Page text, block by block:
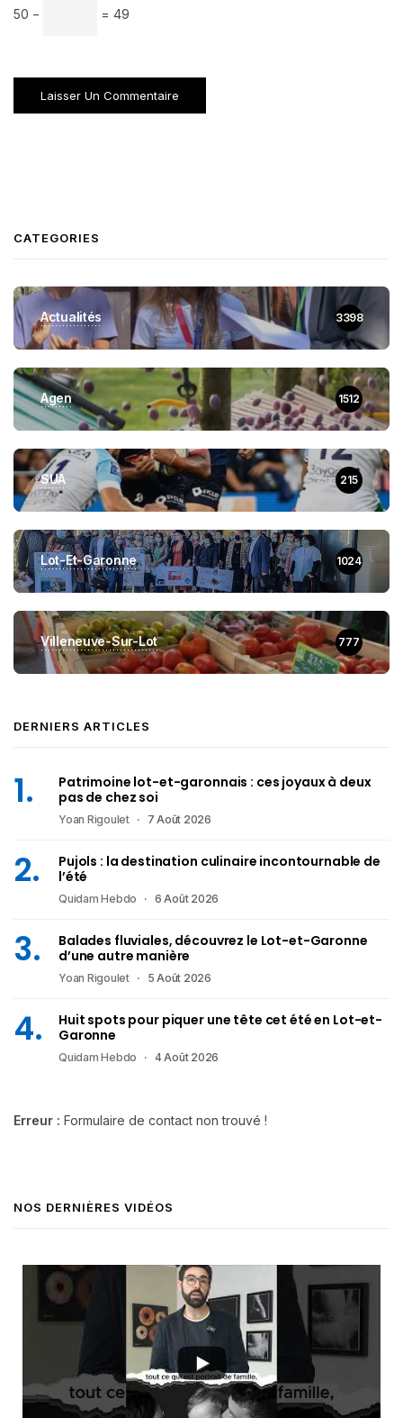
50 − = 49
CATEGORIES
Actualités 3398
Agen 1512
SUA 215
Lot-Et-Garonne 1024
Villeneuve-Sur-Lot 777
DERNIERS ARTICLES
Patrimoine lot-et-garonnais : ces joyaux à deux
pas de chez soi
Yoan Rigoulet 7 Août 2026
Pujols : la destination culinaire incontournable de
l’été
Quidam Hebdo 6 Août 2026
Balades fluviales, découvrez le Lot-et-Garonne
d’une autre manière
Yoan Rigoulet 5 Août 2026
Huit spots pour piquer une tête cet été en Lot-et-
Garonne
Quidam Hebdo 4 Août 2026
Erreur : Formulaire de contact non trouvé !
NOS DERNIÈRES VIDÉOS